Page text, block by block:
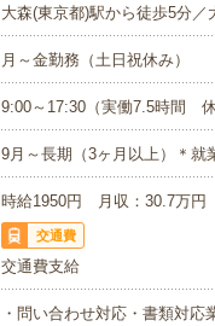
大森(東京都)駅から徒歩5分／
月～金勤務（土日祝休み）
9:00～17:30（実働7.5時間 休
9月～長期（3ヶ月以上）＊就
時給1950円 月収：30.7万円
交通費
交通費支給
・問い合わせ対応・書類対